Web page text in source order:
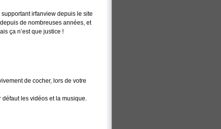
irfanview depuis le site
de nombreuses années, et
ça n’est que justice !
de cocher, lors de votre
les vidéos et la musique.